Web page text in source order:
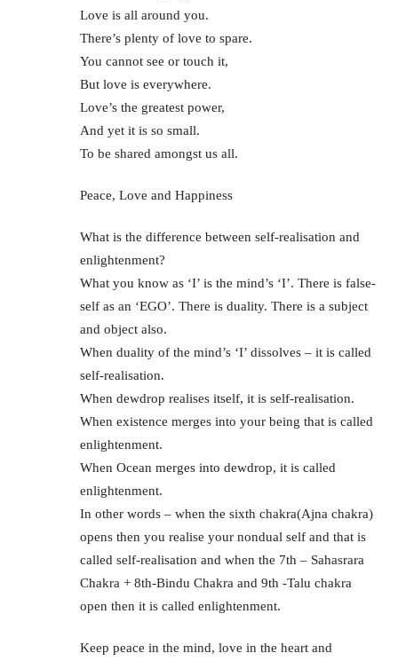
Love is all around you.
There’s plenty of love to spare.
You cannot see or touch it,
But love is everywhere.
Love’s the greatest power,
And yet it is so small.
To be shared amongst us all.
Peace, Love and Happiness
What is the difference between self-realisation and
enlightenment?
What you know as ‘I’ is the mind’s ‘I’. There is false-
self as an ‘EGO’. There is duality. There is a subject
and object also.
When duality of the mind’s ‘I’ dissolves – it is called
self-realisation.
When dewdrop realises itself, it is self-realisation.
When existence merges into your being that is called
enlightenment.
When Ocean merges into dewdrop, it is called
enlightenment.
In other words – when the sixth chakra(Ajna chakra)
opens then you realise your nondual self and that is
called self-realisation and when the 7th – Sahasrara
Chakra + 8th-Bindu Chakra and 9th -Talu chakra
open then it is called enlightenment.
Keep peace in the mind, love in the heart and